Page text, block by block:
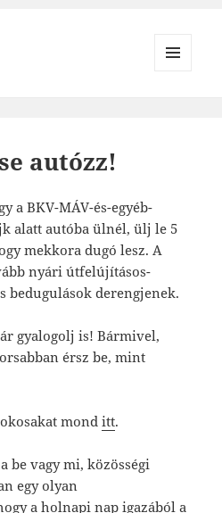
autózz!
a BKV-MÁV-és-egyéb-
alatt autóba ülnél, ülj le 5
mekkora dugó lesz. A
nyári útfelújításos-
bedugulások derengjenek.
gyalogolj is! Bármivel,
érsz be, mint
okosakat monditt.
be vagy mi, közösségi
egy olyan
a holnapi nap igazából a